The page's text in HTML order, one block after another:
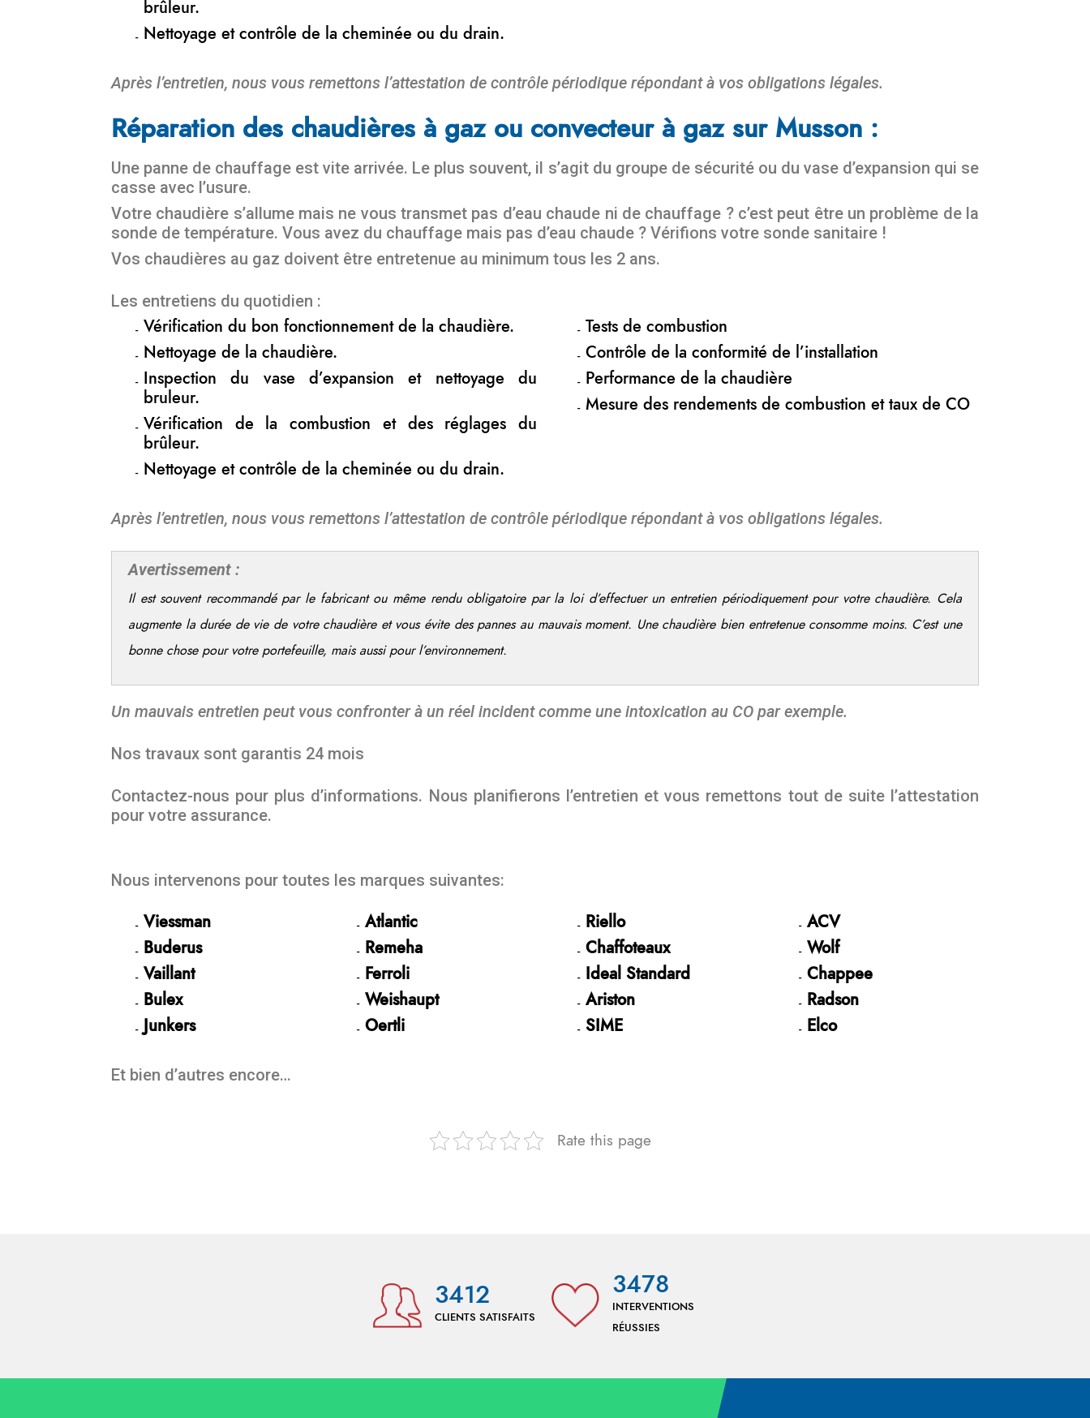
brûleur.
Nettoyage et contrôle de la cheminée ou du drain.
Après l’entretien, nous vous remettons l’attestation de contrôle périodique répondant à vos obligations légales.
Réparation des chaudières à gaz ou convecteur à gaz sur Musson :
Une panne de chauffage est vite arrivée. Le plus souvent, il s’agit du groupe de sécurité ou du vase d’expansion qui se
casse avec l’usure.
Votre chaudière s’allume mais ne vous transmet pas d’eau chaude ni de chauffage ? c’est peut être un problème de la
sonde de température. Vous avez du chauffage mais pas d’eau chaude ? Vérifions votre sonde sanitaire !
Vos chaudières au gaz doivent être entretenue au minimum tous les 2 ans.
Les entretiens du quotidien :
Vérification du bon fonctionnement de la chaudière.
Nettoyage de la chaudière.
Inspection du vase d’expansion et nettoyage du
bruleur.
Vérification de la combustion et des réglages du
brûleur.
Nettoyage et contrôle de la cheminée ou du drain.
Tests de combustion
Contrôle de la conformité de l’installation
Performance de la chaudière
Mesure des rendements de combustion et taux de CO
Après l’entretien, nous vous remettons l’attestation de contrôle périodique répondant à vos obligations légales.
Avertissement :
Il est souvent recommandé par le fabricant ou même rendu obligatoire par la loi d’effectuer un entretien périodiquement pour votre chaudière. Cela
augmente la durée de vie de votre chaudière et vous évite des pannes au mauvais moment. Une chaudière bien entretenue consomme moins. C’est une
bonne chose pour votre portefeuille, mais aussi pour l’environnement.
Un mauvais entretien peut vous confronter à un réel incident comme une intoxication au CO par exemple.
Nos travaux sont garantis 24 mois
Contactez-nous pour plus d’informations. Nous planifierons l’entretien et vous remettons tout de suite l’attestation
pour votre assurance.
Nous intervenons pour toutes les marques suivantes:
Viessman
Buderus
Vaillant
Bulex
Junkers
Atlantic
Remeha
Ferroli
Weishaupt
Oertli
Riello
Chaffoteaux
Ideal Standard
Ariston
SIME
ACV
Wolf
Chappee
Radson
Elco
Et bien d’autres encore…
Rate this page
3412
CLIENTS SATISFAITS
3478
INTERVENTIONS
RÉUSSIES